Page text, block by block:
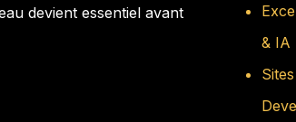
devient essentiel avant
& IA